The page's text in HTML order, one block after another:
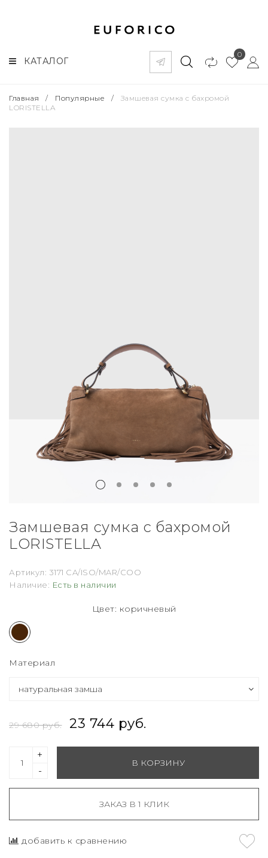
КАТАЛОГ
0
Главная / Популярные /
Замшевая сумка с бахромой
LORISTELLA
Замшевая сумка с бахромой
LORISTELLA
Артикул: 3171 CA/ISO/MAR/COO
Наличие: Есть в наличии
Цвет: коричневый
Материал
29 680 руб. 23 744 руб.
-
+
В КОРЗИНУ
ЗАКАЗ В 1 КЛИК
добавить к сравнению